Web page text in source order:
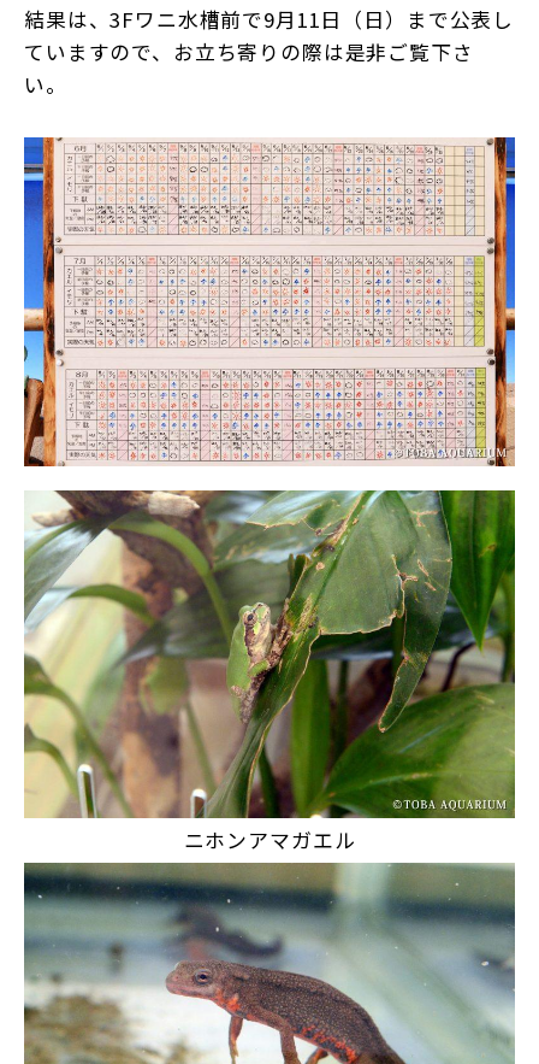
結果は、3Fワニ水槽前で9月 11日（日）まで公表し
ていますので、お立ち寄りの際は是非ご覧下さ
い。
ニホンアマガエル